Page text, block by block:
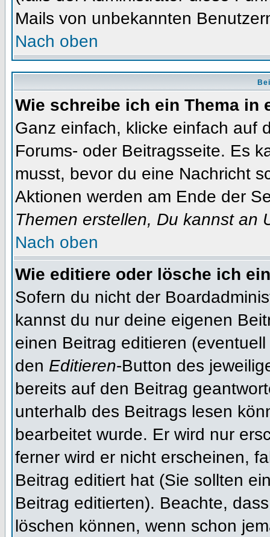
Mails von unbekannten
Nach oben
Wie schreibe ich ein Thema in
Ganz einfach, klicke einfach auf
Forums- oder Beitragsseite. Es
musst, bevor du eine Nachricht
Aktionen werden am Ende der
Themen erstellen, Du kannst an
Nach oben
Wie editiere oder lösche ich
Sofern du nicht der
kannst du nur deine eigenen
einen Beitrag editieren
den Editieren-Button des
bereits auf den Beitrag
unterhalb des Beitrags lesen
bearbeitet wurde. Er wird nur
ferner wird er nicht erscheinen,
Beitrag editiert hat (Sie sollten
Beitrag editierten). Beachte,
löschen können, wenn schon